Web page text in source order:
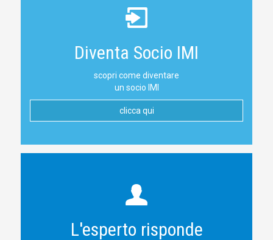
Diventa Socio IMI
scopri come diventare
un socio IMI
clicca qui
L'esperto risponde